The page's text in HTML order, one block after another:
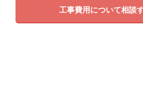
工事費用について相談